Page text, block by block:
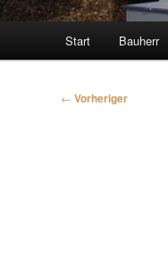
Start Bauherr
Beitragsnavigation
← Vorheriger